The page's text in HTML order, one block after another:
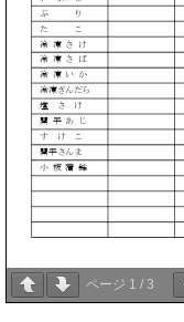
ページ 1 / 3